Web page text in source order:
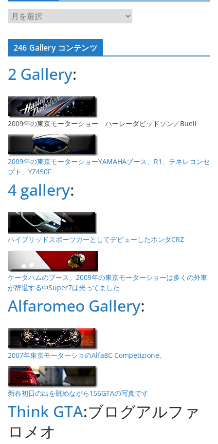
ア
ー
カ
イ246 Gallery コンテンツ
2 Gallery:
2009年の東京モーターショー ハーレーダビッドソン／Buell
2009年の東京モーターショーYAMAHAブース、R1、テネレコンセ
プト、YZ450F
4 gallery:
ハイブリッドスポーツカーとしてデビューしたホンダCRZ
ケータハムのブース。2009年の東京モーターショーは多くの外車
が辞退する中Super7は光ってました
Alfaromeo Gallery:
2007年東京モーターショのAlfa8C Competizione。
新春初日の出を眺めながら156GTAの写真です
Think GTA:ブログアルファ
ロメオ